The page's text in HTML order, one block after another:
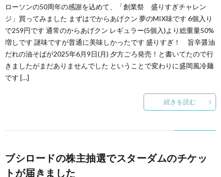
ローソンの50周年の感謝を込めて、「創業祭 盛りすぎチャレン
ジ」買ってみました まずはでからあげクン 夢のMIX味です 6個入り
で259円です 通常のからあげクン レギュラー(5個入)より総重量50%
増しです 謎味ですが普通に美味しかったです 盛りすぎ！ 旨辛醤油
だれの油そばが2025年6月9日(月) 夕方ごろ発売！と書いてたので行
きましたがまだありませんでした ということで変わりに盛岡風冷麺
です […]
続きを読む
ブシロードの株主抽選でスターダムのチケッ
トが届きました